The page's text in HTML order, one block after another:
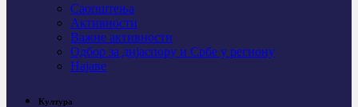
Саопштења
Активности
Важне активности
Одбор за дијаспору и Србе у региону
Најаве
Култура